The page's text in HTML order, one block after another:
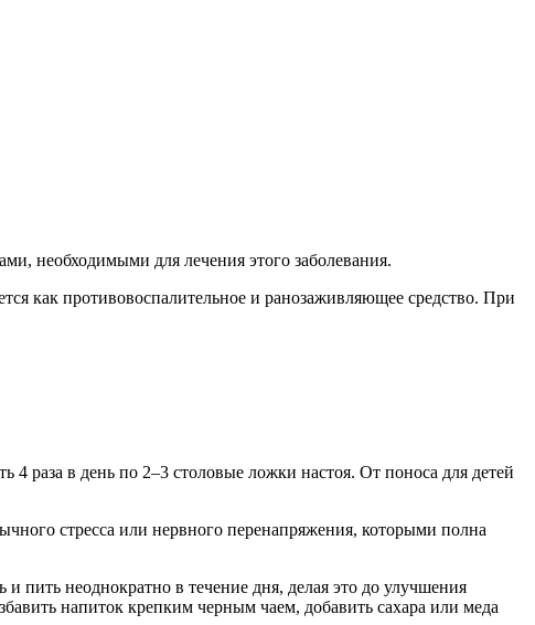
необходимыми для лечения этого заболевания.
как противовоспалительное и ранозаживляющее средство. При
раза в день по 2–3 столовые ложки настоя. От поноса для детей
стресса или нервного перенапряжения, которыми полна
пить неоднократно в течение дня, делая это до улучшения
напиток крепким черным чаем, добавить сахара или меда